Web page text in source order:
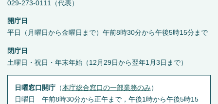
029-273-0111（代表）
開庁日
平日（月曜日から金曜日まで）午前8時30分から午後5時15分まで
閉庁日
土曜日・祝日・年末年始（12月29日から翌年1月3日まで）
日曜窓口開庁（本庁総合窓口の一部業務のみ ）
日曜日 午前8時30分から正午まで，午後1時から午後5時15